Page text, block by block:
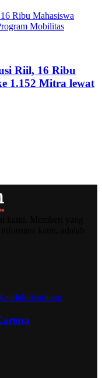
Riil, 16 Ribu
1.152 Mitra lewat